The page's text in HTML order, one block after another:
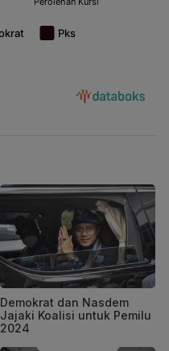
Demokrat dan Nasdem
Jajaki Koalisi untuk Pemilu
2024